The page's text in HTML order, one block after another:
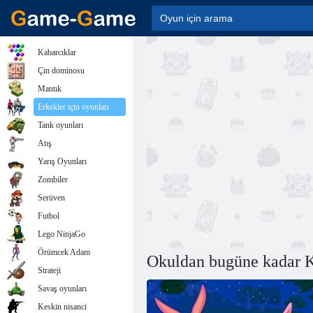
Okuldan bugüne kadar
Kabarcıklar
Çin dominosu
Mantık
Erkekler için oyunları
Tank oyunları
Atış
Yarış Oyunları
Zombiler
Serüven
Futbol
Lego NinjaGo
Örümcek Adam
Strateji
Savaş oyunları
Keskin nisanci